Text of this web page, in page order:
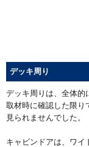
デッキ周り
デッキ周りは、全体的
取材時に確認した限り
見られませんでした。
キャビンドアは、ワイ